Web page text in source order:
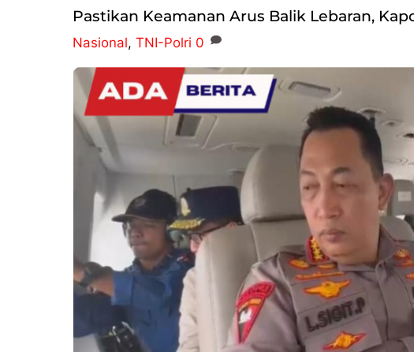
Pastikan Keamanan Arus Balik Lebaran,
Nasional, TNI-Polri 0